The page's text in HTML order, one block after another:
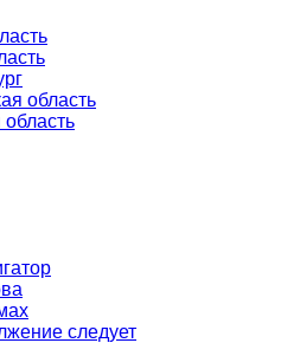
область
следует